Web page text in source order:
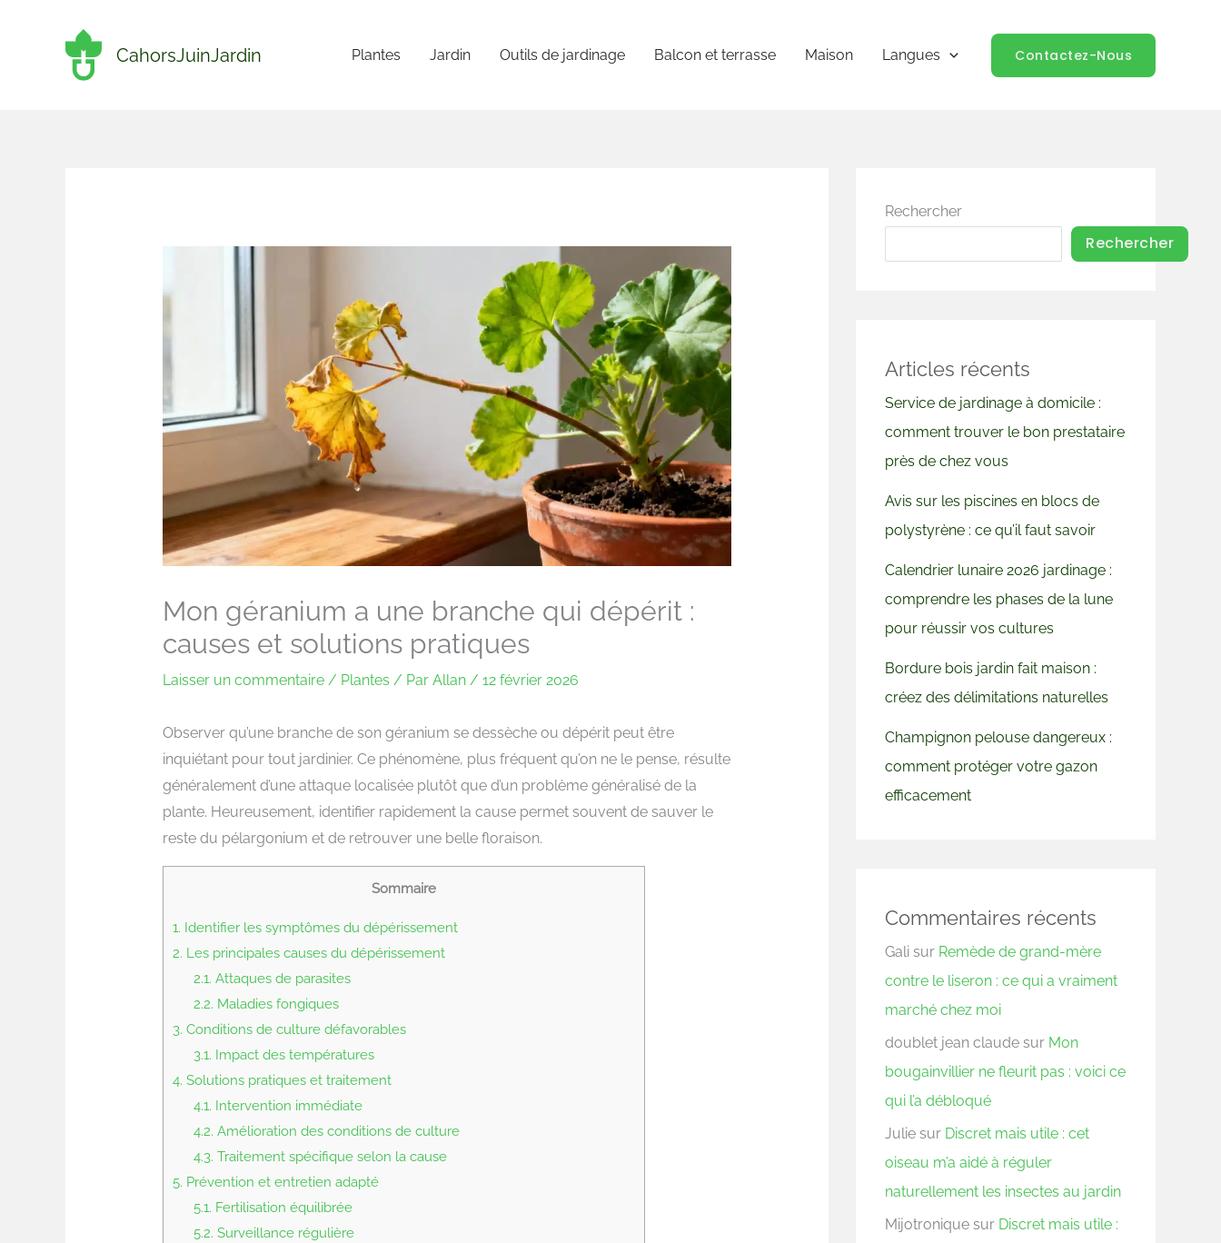
CahorsJuinJardin Plantes Jardin Outils de jardinage Balcon et terrasse Maison Langues Contactez-Nous
Mon géranium a une branche qui dépérit :
causes et solutions pratiques
Laisser un commentaire / Plantes / Par Allan / 12 février 2026
Observer qu’une branche de son géranium se dessèche ou dépérit peut être
inquiétant pour tout jardinier. Ce phénomène, plus fréquent qu’on ne le pense, résulte
généralement d’une attaque localisée plutôt que d’un problème généralisé de la
plante. Heureusement, identifier rapidement la cause permet souvent de sauver le
reste du pélargonium et de retrouver une belle floraison.
Sommaire
1. Identifier les symptômes du dépérissement
2. Les principales causes du dépérissement
2.1. Attaques de parasites
2.2. Maladies fongiques
3. Conditions de culture défavorables
3.1. Impact des températures
4. Solutions pratiques et traitement
4.1. Intervention immédiate
4.2. Amélioration des conditions de culture
4.3. Traitement spécifique selon la cause
5. Prévention et entretien adapté
5.1. Fertilisation équilibrée
5.2. Surveillance régulière
Rechercher
Rechercher
Articles récents
Service de jardinage à domicile :
comment trouver le bon prestataire
près de chez vous
Avis sur les piscines en blocs de
polystyrène : ce qu’il faut savoir
Calendrier lunaire 2026 jardinage :
comprendre les phases de la lune
pour réussir vos cultures
Bordure bois jardin fait maison :
créez des délimitations naturelles
Champignon pelouse dangereux :
comment protéger votre gazon
efficacement
Commentaires récents
Gali sur Remède de grand-mère
contre le liseron : ce qui a vraiment
marché chez moi
doublet jean claude sur Mon
bougainvillier ne fleurit pas : voici ce
qui l’a débloqué
Julie sur Discret mais utile : cet
oiseau m’a aidé à réguler
naturellement les insectes au jardin
Mijotronique sur Discret mais utile :